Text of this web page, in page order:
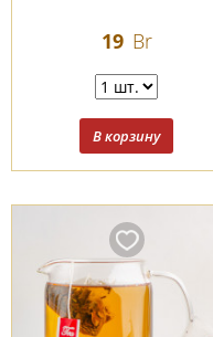
19 Br